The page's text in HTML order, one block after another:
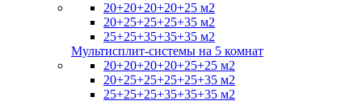
20+20+20+20+25 м2
20+25+25+25+35 м2
25+25+35+35+35 м2
Мультисплит-системы на 5 комнат
20+20+20+20+25+25 м2
20+25+25+25+25+35 м2
25+25+25+35+35+35 м2